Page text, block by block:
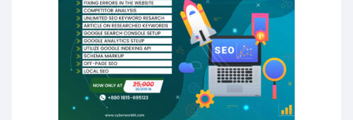
সারা দেশে বজ্রাঘাতে ১৪ জনের প্রাণহানি
কঠোর হচ্ছে এসএসসি ও এইচএসসি পরীক্ষা
ফরিদগঞ্জে আগুনে পুড়লো ৬ ব্যবসা প্রতিষ্ঠান